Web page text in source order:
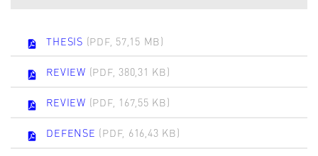
THESIS (PDF, 57,15 MB)
REVIEW (PDF, 380,31 KB)
REVIEW (PDF, 167,55 KB)
DEFENSE (PDF, 616,43 KB)